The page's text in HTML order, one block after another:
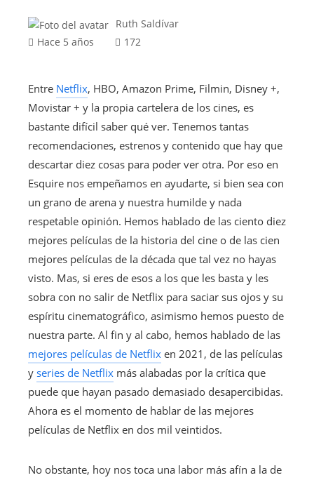
Ruth Saldívar
Hace 5 años
172
Entre Netflix, HBO, Amazon Prime, Filmin, Disney +,
Movistar + y la propia cartelera de los cines, es
bastante difícil saber qué ver. Tenemos tantas
recomendaciones, estrenos y contenido que hay que
descartar diez cosas para poder ver otra. Por eso en
Esquire nos empeñamos en ayudarte, si bien sea con
un grano de arena y nuestra humilde y nada
respetable opinión. Hemos hablado de las ciento diez
mejores películas de la historia del cine o de las cien
mejores películas de la década que tal vez no hayas
visto. Mas, si eres de esos a los que les basta y les
sobra con no salir de Netflix para saciar sus ojos y su
espíritu cinematográfico, asimismo hemos puesto de
nuestra parte. Al fin y al cabo, hemos hablado de las
mejores películas de Netflix en 2021, de las películas
y series de Netflix más alabadas por la crítica que
puede que hayan pasado demasiado desapercibidas.
Ahora es el momento de hablar de las mejores
películas de Netflix en dos mil veintidos.
No obstante, hoy nos toca una labor más afín a la de